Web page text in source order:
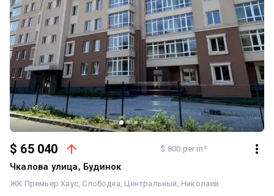
$ 65 040 $ 800 per m²
Чкалова улица, Будинок
ЖК Премьер Хаус Слободка Центральный Николаев